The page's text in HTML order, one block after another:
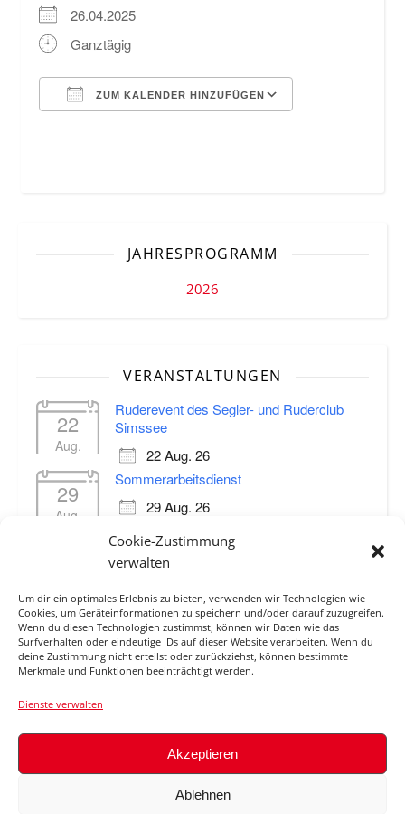
Cookie-Zustimmung
verwalten
Um dir ein optimales Erlebnis zu bieten, verwenden wir Technologien wie
Cookies, um Geräteinformationen zu speichern und/oder darauf zuzugreifen.
Wenn du diesen Technologien zustimmst, können wir Daten wie das
Surfverhalten oder eindeutige IDs auf dieser Website verarbeiten. Wenn du
deine Zustimmung nicht erteilst oder zurückziehst, können bestimmte
Merkmale und Funktionen beeinträchtigt werden.
Dienste verwalten
Akzeptieren
Ablehnen
26.04.2025
Ganztägig
ZUM KALENDER HINZUFÜGEN
JAHRESPROGRAMM
2026
VERANSTALTUNGEN
22
Aug.
Ruderevent des Segler- und Ruderclub
Simssee
22 Aug. 26
29
Aug.
Sommerarbeitsdienst
29 Aug. 26
Regatta Prienathon (12 km)
19 Sep. 26
ABFLUSS ROSENHEIM O.D.
MANGFALLMÜNDUNG / INN
Haftungsauschluss Datenschutzerklärung